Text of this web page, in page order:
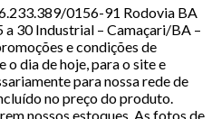
0156-91 Rodovia BA
a 30 Industrial – Camaçari/BA –
e condições de
dia de hoje, para o site e
para nossa rede de
no preço do produto.
nossos estoques. As fotos de